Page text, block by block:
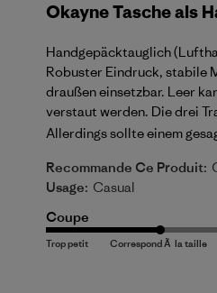
Okayne Tasche als
Handgepäcktauglich
Robuster Eindruck, stabile
draußen einsetzbar. Leer
verstaut werden. Die drei
Allerdings sollte einem
Recommande Ce Produit:
Usage: Casual
Coupe